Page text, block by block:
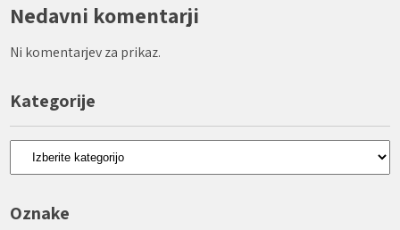
Nedavni komentarji
Ni komentarjev za prikaz.
Kategorije
Kategorije
Oznake